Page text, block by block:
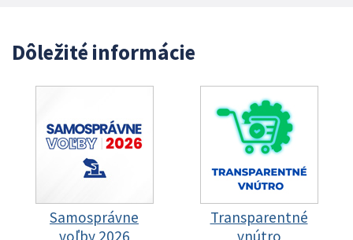
Dôležité informácie
Samosprávne
Transparentné